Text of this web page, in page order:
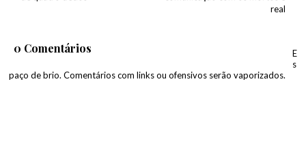
real
0 Comentários
E
s
paço de brio. Comentários com links ou ofensivos serão vaporizados.